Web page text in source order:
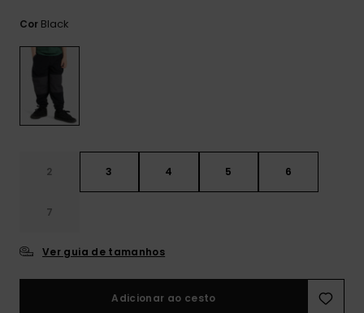
Cor Black
2 3 4 5 6
7
Ver guia de tamanhos
Adicionar ao cesto